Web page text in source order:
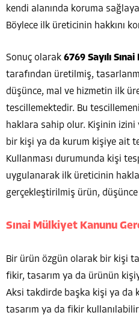
kendi alanında koruma
Böylece ilk üreticinin hakkını
Sonuç olarak 6769 Sayılı
tarafından üretilmiş,
düşünce, mal ve hizmetin ilk
tescillemektedir. Bu
haklara sahip olur. Kişinin
bir kişi ya da kurum kişiye ait
Kullanması durumunda kişi
uygulanarak ilk üreticinin
gerçekleştirilmiş ürün,
Sınai Mülkiyet Kanunu
Bir ürün özgün olarak bir kişi
fikir, tasarım ya da ürünün
Aksi takdirde başka kişi ya da
tasarım ya da fikir